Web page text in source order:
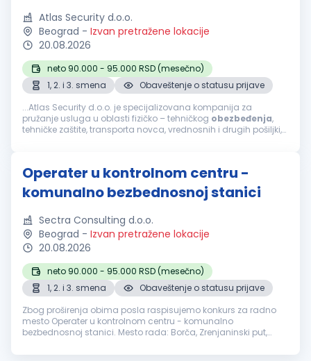
Atlas Security d.o.o.
Beograd - Izvan pretražene lokacije
20.08.2026
neto 90.000 - 95.000 RSD (mesečno)
1, 2. i 3. smena
Obaveštenje o statusu prijave
...Atlas Security d.o.o. je specijalizovana kompanija za
pružanje usluga u oblasti fizičko – tehničkog obezbeđenja,
tehničke zaštite, transporta novca, vrednosnih i drugih pošiljki,
Operater u kontrolnom centru -
komunalno bezbednosnoj stanici
Sectra Consulting d.o.o.
Beograd - Izvan pretražene lokacije
20.08.2026
neto 90.000 - 95.000 RSD (mesečno)
1, 2. i 3. smena
Obaveštenje o statusu prijave
Zbog proširenja obima posla raspisujemo konkurs za radno
mesto Operater u kontrolnom centru - komunalno
bezbednosnoj stanici. Mesto rada: Borča, Zrenjaninski put,
Zvezdara, Savski Venac...